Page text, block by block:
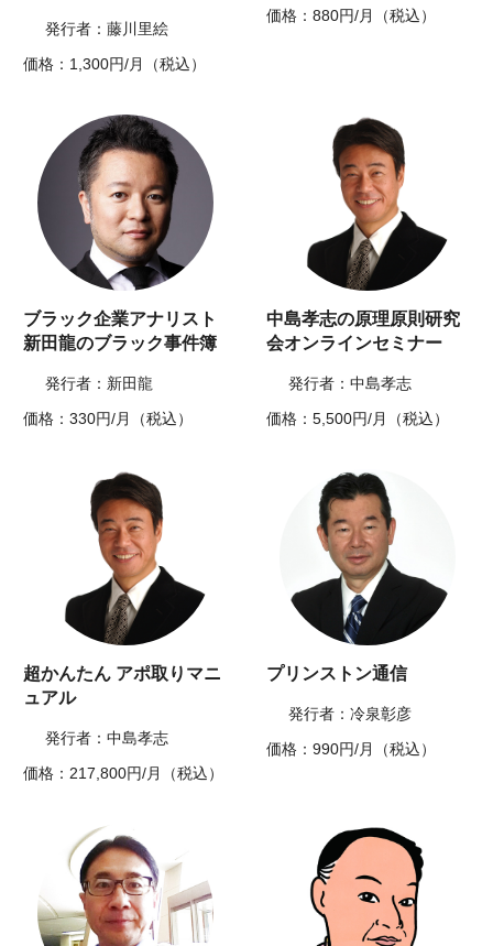
発行者：藤川里絵
価格：1,300円/月（税込）
価格：880円/月（税込）
ブラック企業アナリスト
新田龍のブラック事件簿
発行者：新田龍
価格：330円/月（税込）
中島孝志の原理原則研究
会オンラインセミナー
発行者：中島孝志
価格：5,500円/月（税込）
超かんたん アポ取りマニ
ュアル
発行者：中島孝志
価格：217,800円/月（税込）
プリンストン通信
発行者：冷泉彰彦
価格：990円/月（税込）